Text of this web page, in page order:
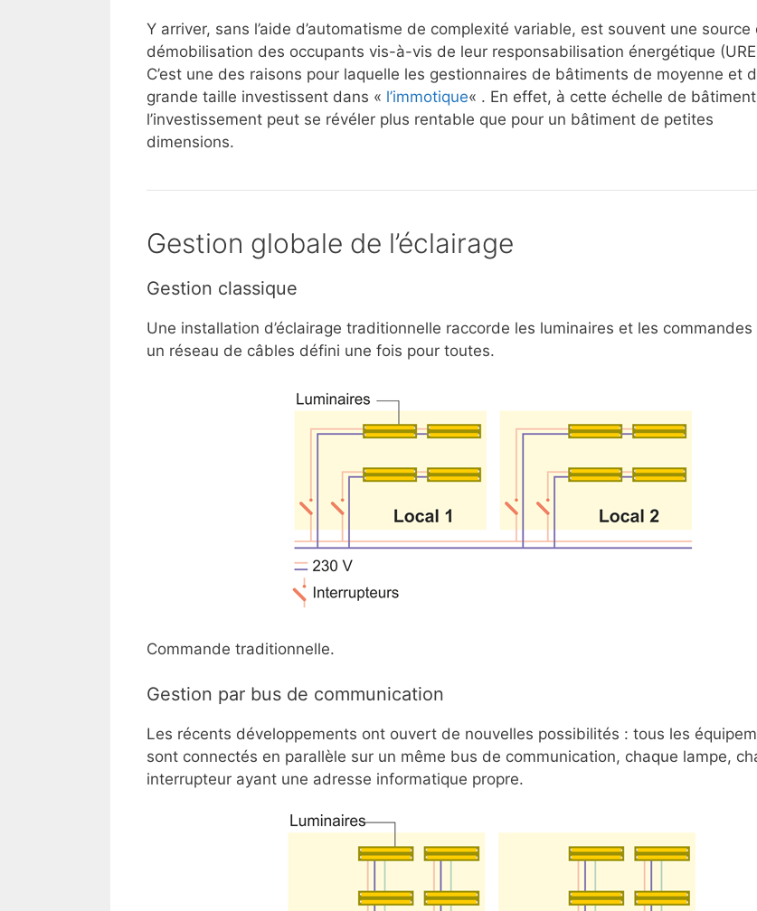
Y arriver, sans l’aide d’automatisme de complexité variable, est souvent une source
démobilisation des occupants vis-à-vis de leur responsabilisation énergétique
C’est une des raisons pour laquelle les gestionnaires de bâtiments de moyenne et
grande taille investissent dans « l’immotique« . En effet, à cette échelle de
l’investissement peut se révéler plus rentable que pour un bâtiment de petites
dimensions.
Gestion globale de l’éclairage
Gestion classique
Une installation d’éclairage traditionnelle raccorde les luminaires et les commandes
un réseau de câbles défini une fois pour toutes.
Commande traditionnelle.
Gestion par bus de communication
Les récents développements ont ouvert de nouvelles possibilités : tous les
sont connectés en parallèle sur un même bus de communication, chaque lampe,
interrupteur ayant une adresse informatique propre.